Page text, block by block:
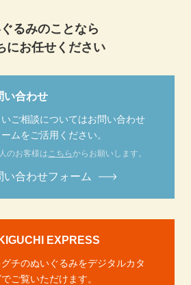
るみのことなら
にお任せください
い合わせ
ご相談についてはお問い合わせ
ムをご活用ください。
のお客様は こちらからお願いします。
い合わせフォーム
EXPRESS
チのぬいぐるみをデジタルカタ
ご覧いただけます。